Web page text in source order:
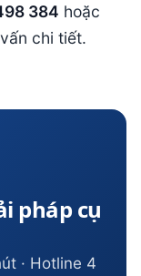
384 hoặc
chi tiết.
pháp cụ
· Hotline 4